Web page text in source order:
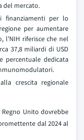
del mercato.
finanziamenti per lo
per aumentare
l'NIH riferisce che nel
37,8 miliardi di USD
percentuale dedicata
crescita regionale
Unito dovrebbe
dal 2024 al